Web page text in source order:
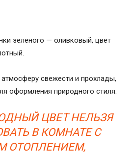
зеленого — оливковый, цвет
свежести и прохлады,
оформления природного стиля.
ЦВЕТ НЕЛЬЗЯ
В КОМНАТЕ С
ОТОПЛЕНИЕМ,